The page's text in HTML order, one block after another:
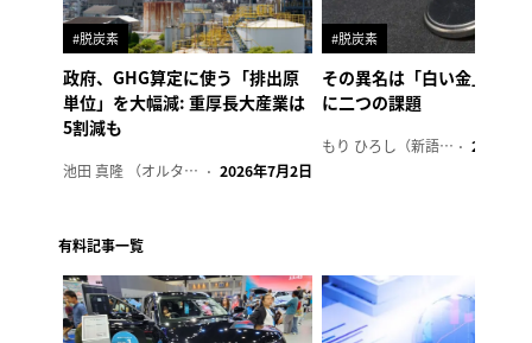
#脱炭素
政府、GHG算定に使う「排出原
単位」を大幅減: 重厚長大産業は
5割減も
池田 真隆 （オルタナ輪番編集長） 2026年7月2日
#脱炭素
その異名は「白い金」、リ
に二つの課題
もり ひろし（新語ウォッチャー） 2023年7
有料記事一覧